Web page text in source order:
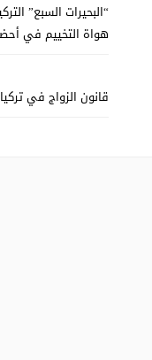
“البحيرات السبع”
هواة التخييم في
قانون الزواج في تركيا